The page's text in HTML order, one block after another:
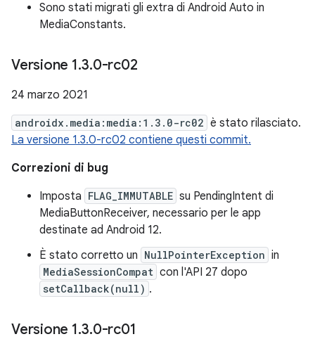
Sono stati migrati gli extra di Android Auto in
MediaConstants.
Versione 1.3.0-rc02
24 marzo 2021
androidx.media:media:1.3.0-rc02 è stato rilasciato.
La versione 1.3.0-rc02 contiene questi commit.
Correzioni di bug
Imposta FLAG_IMMUTABLE su PendingIntent di
MediaButtonReceiver, necessario per le app
destinate ad Android 12.
È stato corretto un NullPointerException in
MediaSessionCompat con l'API 27 dopo
setCallback(null) .
Versione 1.3.0-rc01